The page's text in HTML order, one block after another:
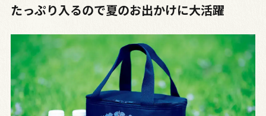
たっぷり入るので夏のお出かけに大活躍